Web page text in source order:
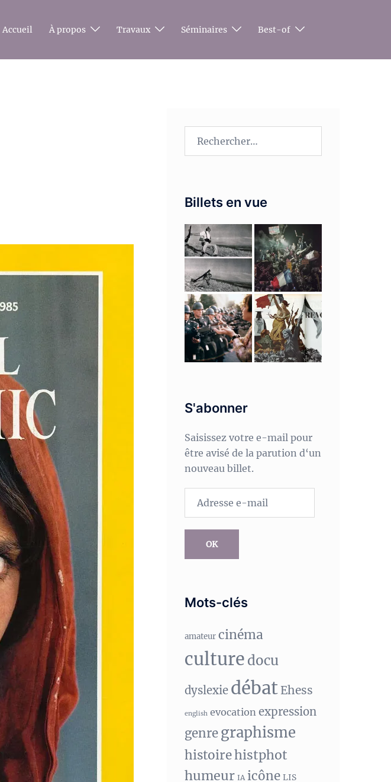
Accueil À propos Travaux Séminaires Best-of
Billets en vue
S'abonner
Saisissez votre e-mail pour
être avisé de la parution d‘un
nouveau billet.
OK
Mots-clés
amateur cinéma
culture docu
dyslexie débat Ehess
english evocation expression
genre graphisme
histoirehistphot
humeur IA icône LIS